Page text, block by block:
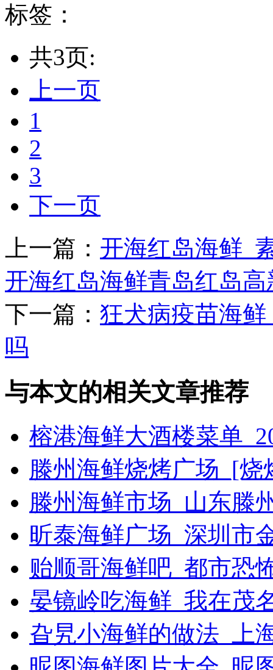
标签：
共3页:
上一页
1
2
3
下一页
上一篇： 开海红岛海鲜_
开海红岛海鲜青岛红岛高
下一篇： 狂犬病疫苗海
吗
与本文的相关文章推荐
榕港海鲜大酒楼菜单
滕州海鲜烧烤广场_[
滕州海鲜市场_山东滕
昕泰海鲜广场_深圳市
贻顺哥海鲜吧_都市恐
晏镜岭吃海鲜_我在茂
旮旯小海鲜的做法_上